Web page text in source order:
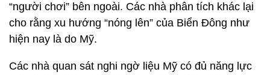
“người chơi” bên ngoài. Các nhà phân tích khác lại
cho rằng xu hướng “nóng lên” của Biển Đông như
hiện nay là do Mỹ.
Các nhà quan sát nghi ngờ liệu Mỹ có đủ năng lực